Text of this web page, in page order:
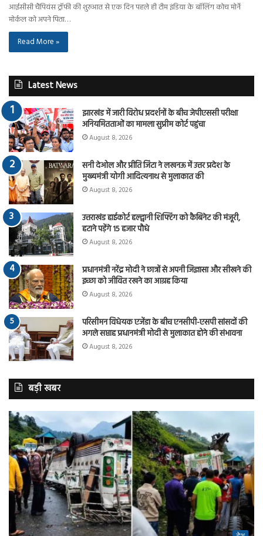
आईसीसी चैंपियंस ट्रॉफी की शुरुआत से एक दिन पहले ही टीम इंडिया के बॉलिंग कोच मोर्ने
मोर्कल को अपने पिता…
Read More »
Latest News
झारखंड में जारी विरोध प्रदर्शनों के बीच जेपीएससी परीक्षा
अनियमितताओं का मामला सुप्रीम कोर्ट पहुंचा
August 8, 2026
सनी देओल और प्रीति जिंटा ने लखनऊ में उत्तर प्रदेश के
मुख्यमंत्री योगी आदित्यनाथ से मुलाकात की
August 8, 2026
उत्तराखंड हाईकोर्ट हल्द्वानी शिफ्टिंग को कैबिनेट की मंजूरी,
हटाने पड़ेंगे 15 हजार पौधे
August 8, 2026
प्रधानमंत्री नरेंद्र मोदी ने छात्रों से अपनी जिज्ञासा और सीखने की
इच्छा को जीवित रखने का आग्रह किया
August 8, 2026
परिसीमन विधेयक एजेंडा के बीच एनसीपी-एसपी सांसदों की
अगले सप्ताह प्रधानमंत्री मोदी से मुलाकात होने की संभावना
August 8, 2026
बड़ी खबर